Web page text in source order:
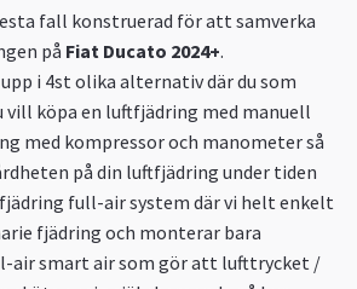
fall konstruerad för att samverka
på Fiat Ducato 2024+.
i 4st olika alternativ där du som
vill köpa en luftfjädring med manuell
med kompressor och manometer så
på din luftfjädring under tiden
full-air system där vi helt enkelt
fjädring och monterar bara
air smart air som gör att lufttrycket /